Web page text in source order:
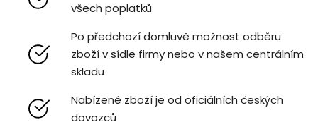
všech poplatků
Po předchozí domluvě možnost odběru
zboží v sídle firmy nebo v našem centrálním
skladu
Nabízené zboží je od oficiálních českých
dovozců